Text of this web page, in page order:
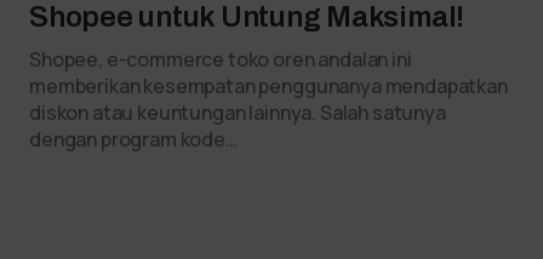
Shopee untuk Untung Maksimal!
Shopee, e-commerce toko oren andalan ini
memberikan kesempatan penggunanya mendapatkan
diskon atau keuntungan lainnya. Salah satunya
dengan program kode…